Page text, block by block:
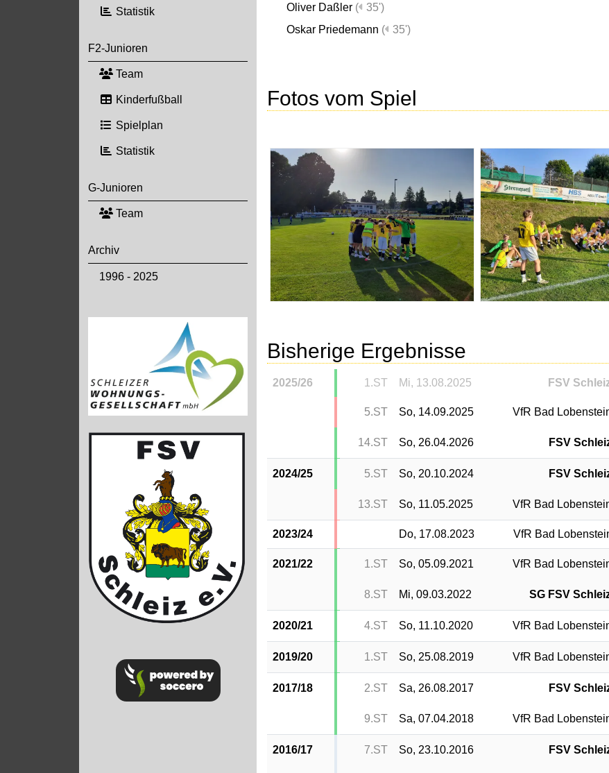
Statistik
F2-Junioren
Team
Kinderfußball
Spielplan
Statistik
G-Junioren
Team
Archiv
1996 - 2025
Oliver Daßler (
35')
Oskar Priedemann ( 35')
Fotos vom Spiel
Bisherige Ergebnisse
2025/26 1.ST Mi, 13.08.2025 FSV
5.ST So, 14.09.2025 VfR Bad
14.ST So, 26.04.2026 FSV
2024/25 5.ST So, 20.10.2024 FSV
13.ST So, 11.05.2025 VfR Bad
2023/24 Do, 17.08.2023 VfR Bad
2021/22 1.ST So, 05.09.2021 VfR Bad
8.ST Mi, 09.03.2022 SG FSV
2020/21 4.ST So, 11.10.2020 VfR Bad
2019/20 1.ST So, 25.08.2019 VfR Bad
2017/18 2.ST Sa, 26.08.2017 FSV
9.ST Sa, 07.04.2018 VfR Bad
2016/17 7.ST So, 23.10.2016 FSV